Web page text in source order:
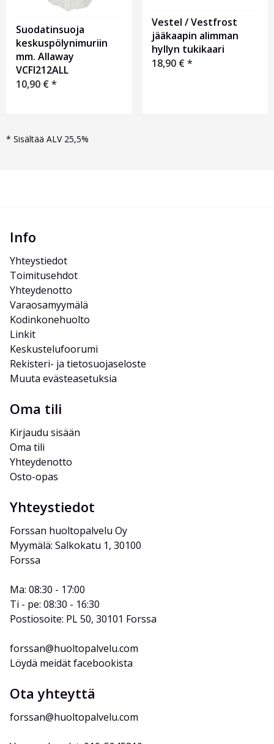
Suodatinsuoja
keskuspölynimuriin
mm. Allaway
VCFI212ALL
10,90 €*
Vestel / Vestfrost
jääkaapin alimman
hyllyn tukikaari
18,90 €*
* Sisältää ALV 25,5%
Info
Yhteystiedot
Toimitusehdot
Yhteydenotto
Varaosamyymälä
Kodinkonehuolto
Linkit
Keskustelufoorumi
Rekisteri- ja tietosuojaseloste
Muuta evästeasetuksia
Oma tili
Kirjaudu sisään
Oma tili
Yhteydenotto
Osto-opas
Yhteystiedot
Forssan huoltopalvelu Oy
Myymälä: Salkokatu 1, 30100
Forssa
Ma: 08:30 - 17:00
Ti - pe: 08:30 - 16:30
Postiosoite: PL 50, 30101 Forssa
forssan@huoltopalvelu.com
Löydä meidät facebookista
Ota yhteyttä
forssan@huoltopalvelu.com